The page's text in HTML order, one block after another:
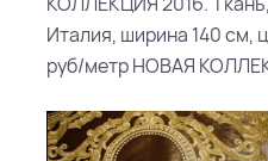
Италия, ширина 140 см,
руб/метр НОВАЯ